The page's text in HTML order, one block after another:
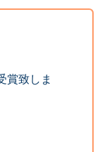
賞致しま